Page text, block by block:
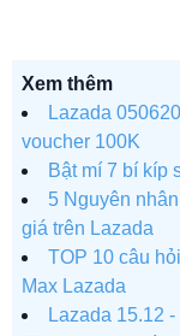
Xem thêm
Lazada
voucher 100K
Bật mí 7 bí kíp
5 Nguyên
giá trên Lazada
TOP 10 câu
Max Lazada
Lazada 15.12